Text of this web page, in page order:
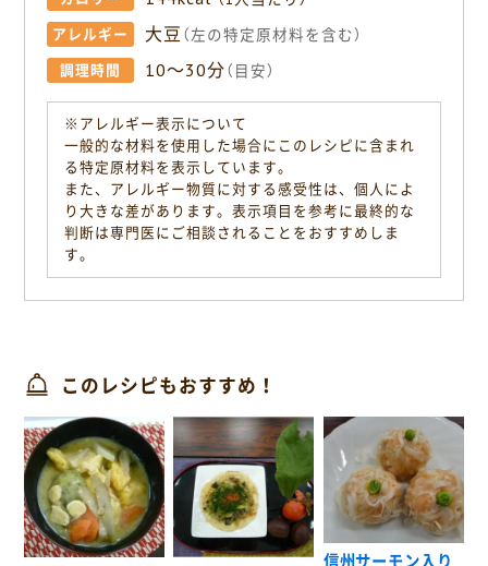
アレルギー 大豆 （左の特定原材料を含む）
調理時間 10〜30分（目安）
※アレルギー表示について
一般的な材料を使用した場合にこのレシピに含まれ
る特定原材料を表示しています。
また、アレルギー物質に対する感受性は、個人によ
り大きな差があります。表示項目を参考に最終的な
判断は専門医にご相談されることをおすすめしま
す。
このレシピもおすすめ！
信州サーモン入り